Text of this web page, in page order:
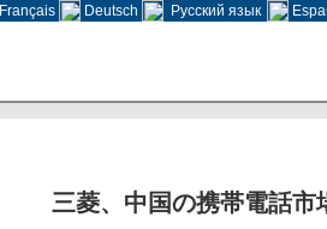
Français Deutsch Русский язык
三菱、中国の携帯電話